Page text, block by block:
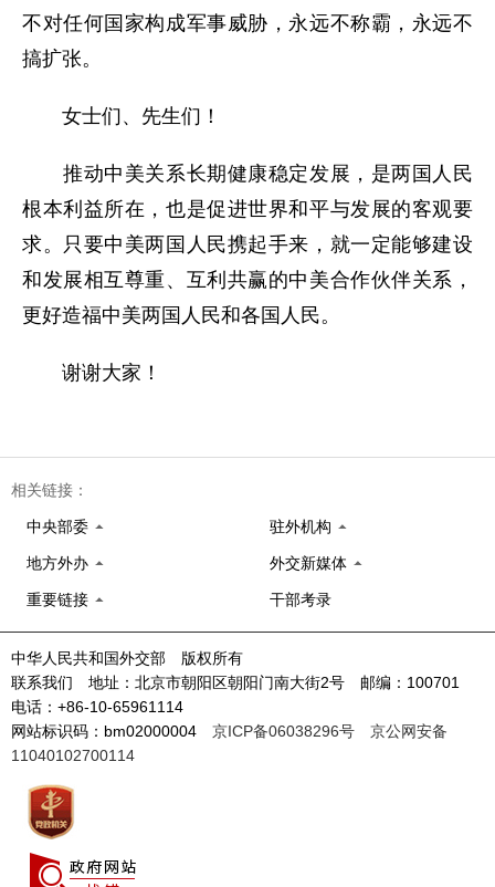
不对任何国家构成军事威胁，永远不称霸，永远不
搞扩张。
女士们、先生们！
推动中美关系长期健康稳定发展，是两国人民
根本利益所在，也是促进世界和平与发展的客观要
求。只要中美两国人民携起手来，就一定能够建设
和发展相互尊重、互利共赢的中美合作伙伴关系，
更好造福中美两国人民和各国人民。
谢谢大家！
相关链接：
中央部委 驻外机构
地方外办 外交新媒体
重要链接 干部考录
中华人民共和国外交部 版权所有
联系我们 地址：北京市朝阳区朝阳门南大街2号 邮编：100701
电话：+86-10-65961114
网站标识码：bm02000004 京ICP备06038296号
京公网安备
11040102700114